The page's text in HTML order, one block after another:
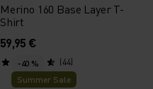
Merino 160 Base Layer T-
Shirt
59,95 €
(44)
-40 %
Summer Sale